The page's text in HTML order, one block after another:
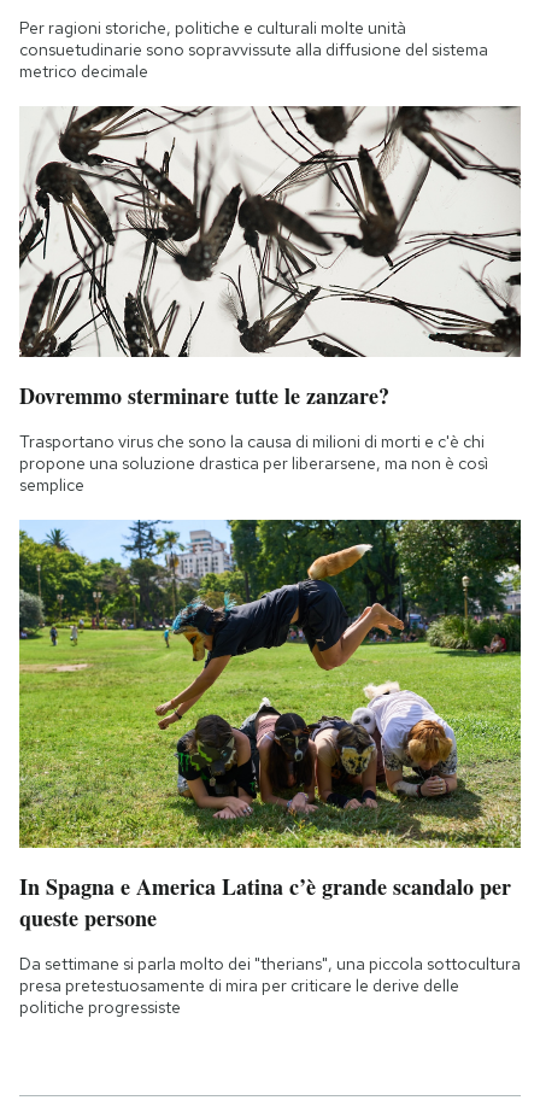
Per ragioni storiche, politiche e culturali molte unità
consuetudinarie sono sopravvissute alla diffusione del sistema
metrico decimale
Dovremmo sterminare tutte le zanzare?
Trasportano virus che sono la causa di milioni di morti e c'è chi
propone una soluzione drastica per liberarsene, ma non è così
semplice
In Spagna e America Latina c’è grande scandalo per
queste persone
Da settimane si parla molto dei "therians", una piccola sottocultura
presa pretestuosamente di mira per criticare le derive delle
politiche progressiste